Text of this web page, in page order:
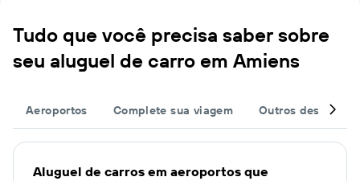
Tudo que você precisa saber sobre
seu aluguel de carro em Amiens
Aeroportos Complete sua viagem Outros destinos
Aluguel de carros em aeroportos que